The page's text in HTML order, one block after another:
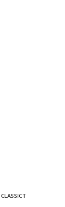
CLASSICT